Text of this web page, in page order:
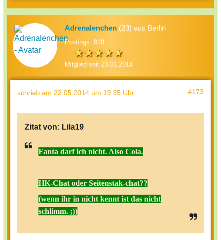
Adrenalenchen (23) aus Berlin
Postings: 818
Mitglied seit 23.01.2014
schrieb am 22.05.2014 um 19:35 Uhr: #173
Zitat von: Lila19
Fanta darf ich nicht. Also Cola.
HK-Chat oder Seitenstak-chat??
(wenn ihr in nicht kennt ist das nicht
schlimm. ;))